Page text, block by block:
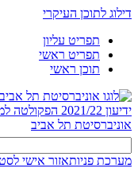
דילוג לתוכן העיקרי
תפריט עליון
תפריט ראשי
תוכן ראשי
ידיעון 2021/22
הפקולטה
אוניברסיטת תל אביב
מערכת פניותאזור אישי